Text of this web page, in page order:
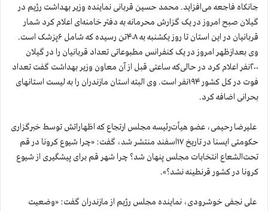
جانکاه فاجعه می‌افزاید. محمد حسین قربانی نماینده وزیر بهداشت رژیم در
گیلان صبح امروز در یک گزارش محرمانه به دفتر خامنه‌ای اعلام کرد شمار
قربانیان در این استان تا روز یکشنبه به ۴۰۸تن رسیده که شامل ۶پزشک است.
وی بعدازظهر امروز در یک کنفرانس مطبوعاتی تعداد قربانیان را در گیلان
۲۰۰نفر اعلام کرد در حالی‌که ساعتی قبل از آن معاون وزیر بهداشت گفت تعداد
فوت در کل کشور ۱۹۴نفر است. وی البته استان مازندران را به لیست استانهای
بحرانی اضافه کرد.
علیرضا رحیمی، عضو هیأت‌رئیسه مجلس ارتجاع که اظهاراتش توسط خبرگزاری
حکومتی ایسنا در تاریخ ۱۷اسفند منتشر شد، گفت: «چرا شیوع کرونا در قم
تحت‌الشعاع انتخابات مجلس پنهان شد؟ چرا شهر قم برای پیشگیری از شیوع
کرونا در کشور قرنطینه نشد؟».
علی نجفی خوشرودی، نماینده مجلس رژیم از مازندران گفت: «وضعیت